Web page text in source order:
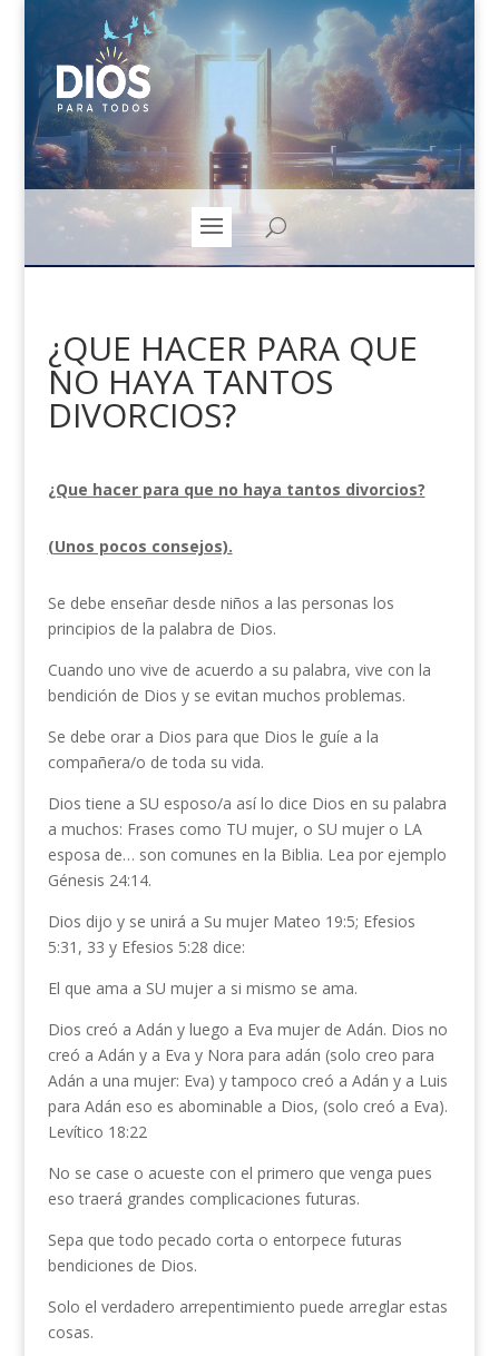
¿QUE HACER PARA QUE
NO HAYA TANTOS
DIVORCIOS?
¿Que hacer para que no haya tantos divorcios?
(Unos pocos consejos).
Se debe enseñar desde niños a las personas los
principios de la palabra de Dios.
Cuando uno vive de acuerdo a su palabra, vive con la
bendición de Dios y se evitan muchos problemas.
Se debe orar a Dios para que Dios le guíe a la
compañera/o de toda su vida.
Dios tiene a SU esposo/a así lo dice Dios en su palabra
a muchos: Frases como TU mujer, o SU mujer o LA
esposa de… son comunes en la Biblia. Lea por ejemplo
Génesis 24:14.
Dios dijo y se unirá a Su mujer Mateo 19:5; Efesios
5:31, 33 y Efesios 5:28 dice:
El que ama a SU mujer a si mismo se ama.
Dios creó a Adán y luego a Eva mujer de Adán. Dios no
creó a Adán y a Eva y Nora para adán (solo creo para
Adán a una mujer: Eva) y tampoco creó a Adán y a Luis
para Adán eso es abominable a Dios, (solo creó a Eva).
Levítico 18:22
No se case o acueste con el primero que venga pues
eso traerá grandes complicaciones futuras.
Sepa que todo pecado corta o entorpece futuras
bendiciones de Dios.
Solo el verdadero arrepentimiento puede arreglar estas
cosas.